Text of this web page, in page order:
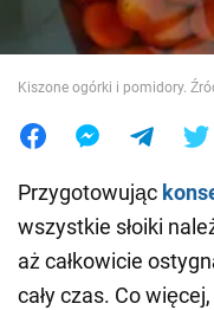
Świat
Jedzenie
Kiszone ogórki i pomidory.
Przygotowując
wszystkie słoiki
aż całkowicie
cały czas. Co